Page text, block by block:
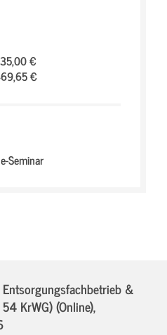
€
€
Seminar
&
KrWG) (Online),